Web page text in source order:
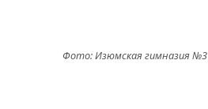
Фото: Изюмская гимназия №3